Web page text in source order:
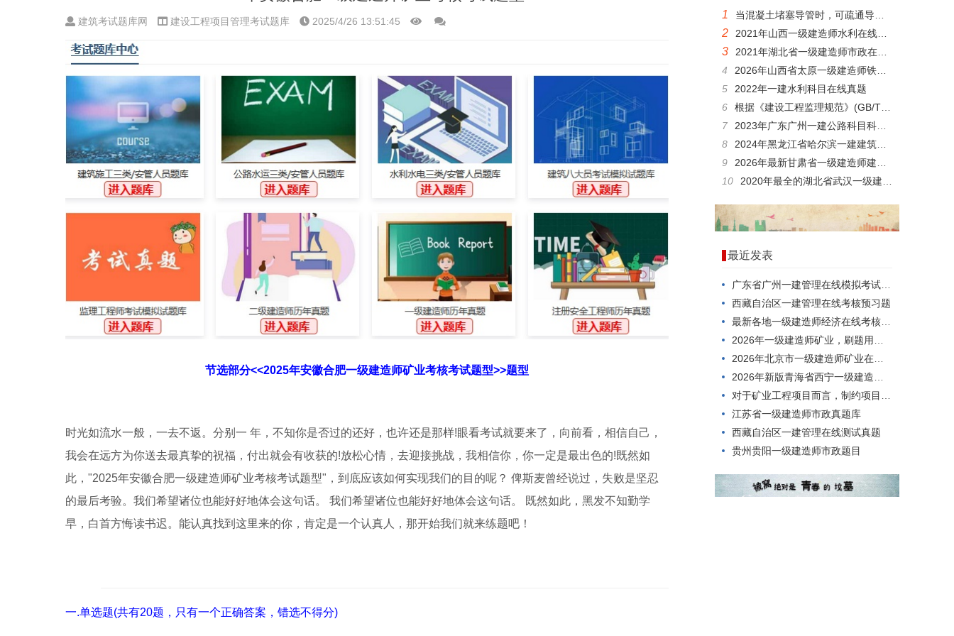
建筑考试题库网 建设工程项目管理考试题库 2025/4/26 13:51:45
节选部分<<2025年安徽合肥一级建造师矿业考核考试题型>>题型
时光如流水一般，一去不返。分别一 年，不知你是否过的还好，也许还是那样!眼看考试就要来了，向前看，相信自己，
我会在远方为你送去最真挚的祝福，付出就会有收获的!放松心情，去迎接挑战，我相信你，你一定是最出色的!既然如
此，"2025年安徽合肥一级建造师矿业考核考试题型"，到底应该如何实现我们的目的呢？ 俾斯麦曾经说过，失败是坚忍
的最后考验。我们希望诸位也能好好地体会这句话。 我们希望诸位也能好好地体会这句话。 既然如此，黑发不知勤学
早，白首方悔读书迟。能认真找到这里来的你，肯定是一个认真人，那开始我们就来练题吧！
一.单选题(共有20题，只有一个正确答案，错选不得分)
1 当混凝土堵塞导管时，可疏通导管内的混凝土的方法有()。
2 2021年山西一级建造师水利在线模拟真题库答案解析
3
2021年湖北省一级建造师市政在线模拟考试模拟题
4
2026年山西省太原一级建造师铁路在线模拟模拟试题
5
2022年一建水利科目在线真题
6
根据《建设工程监理规范》(GB/T50319-2013)，编制工程建设监理实施细则的依据有()。
7
2023年广东广州一建公路科目科目电子题库
8
2024年黑龙江省哈尔滨一建建筑科目考试题型
9
2026年最新甘肃省一级建造师建筑试卷
10
2020年最全的湖北省武汉一级建造师水利在线模拟考试试题做题软件
最近发表
广东省广州一建管理在线模拟考试，如何一次就考过？
西藏自治区一建管理在线考核预习题
最新各地一级建造师经济在线考核模拟练习题
2026年一级建造师矿业，刷题用什么方法好？
2026年北京市一级建造师矿业在线模拟历年题库
2026年新版青海省西宁一级建造师矿业模拟练习题
对于矿业工程项目而言，制约项目规模大小的首要因素是()。
江苏省一级建造师市政真题库
西藏自治区一建管理在线测试真题
贵州贵阳一级建造师市政题目